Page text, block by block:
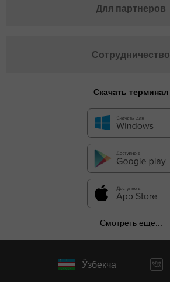
Для партнеров
Сотрудничество
Скачать терминал
Смотреть еще...
Ўзбекча